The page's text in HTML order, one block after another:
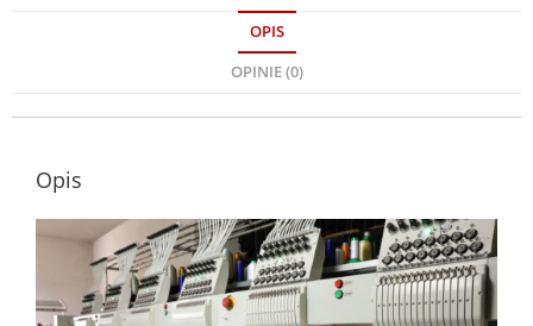
OPIS
OPINIE (0)
Opis